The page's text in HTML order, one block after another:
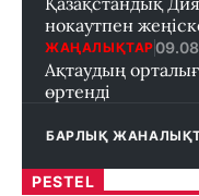
нокаутпен
ЖАҢАЛЫҚТАР
Ақтаудың
өртенді
БАРЛЫҚ
PESTEL